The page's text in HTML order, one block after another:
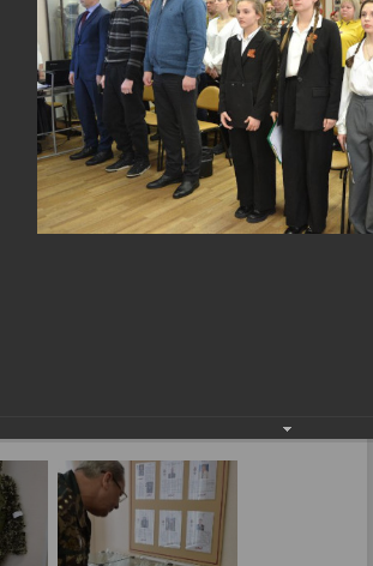
radugn@avo.ru
Электронная почта
Фотогалерея › Новости
›
защитников страны
и помнить